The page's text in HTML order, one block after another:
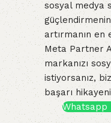
sosyal medya
artırmanın en
Meta Partner
markanızı
istiyorsanız,
başarı
Whatsapp